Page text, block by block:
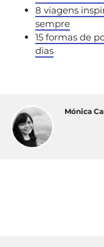
8 viagens
sempre
15 formas de
dias
Mónica